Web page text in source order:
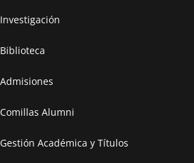
Investigación
Biblioteca
Admisiones
Comillas Alumni
Gestión Académica y Títulos